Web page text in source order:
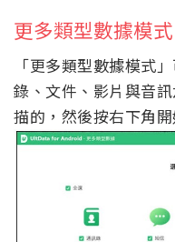
更多類型數據模式
「更多類型數據模式
錄、文件、影片與音
描的，然後按右下角開